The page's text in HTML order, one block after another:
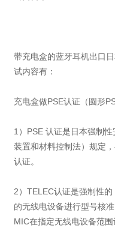
带充电盒的蓝牙耳机出口
试内容有：
充电盒做PSE认证（圆形
1）PSE 认证是日本强制
装置和材料控制法）规定
认证。
2）TELEC认证是强制性
的无线电设备进行型号核
MIC在指定无线电设备范